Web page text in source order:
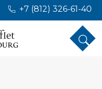
+7 (812) 326-61-40